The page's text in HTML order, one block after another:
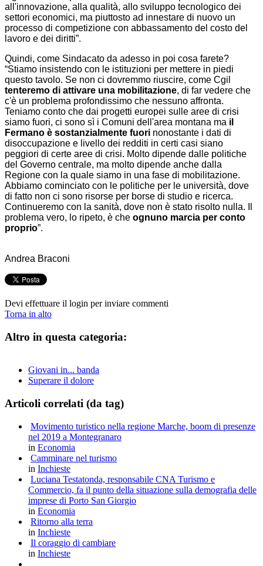
all'innovazione, alla qualità, allo sviluppo tecnologico dei
settori economici, ma piuttosto ad innestare di nuovo un
processo di competizione con abbassamento del costo del
lavoro e dei diritti”.
Quindi, come Sindacato da adesso in poi cosa farete?
“Stiamo insistendo con le istituzioni per mettere in piedi
questo tavolo. Se non ci dovremmo riuscire, come Cgil
tenteremo di attivare una mobilitazione, di far vedere che
c'è un problema profondissimo che nessuno affronta.
Teniamo conto che dai progetti europei sulle aree di crisi
siamo fuori, ci sono sì i Comuni dell'area montana ma il
Fermano è sostanzialmente fuori nonostante i dati di
disoccupazione e livello dei redditi in certi casi siano
peggiori di certe aree di crisi. Molto dipende dalle politiche
del Governo centrale, ma molto dipende anche dalla
Regione con la quale siamo in una fase di mobilitazione.
Abbiamo cominciato con le politiche per le università, dove
di fatto non ci sono risorse per borse di studio e ricerca.
Continueremo con la sanità, dove non è stato risolto nulla. Il
problema vero, lo ripeto, è che ognuno marcia per conto
proprio”.
Andrea Braconi
Devi effettuare il login per inviare commenti
Torna in alto
Altro in questa categoria:
Giovani in... banda
Superare il dolore
Articoli correlati (da tag)
Movimento turistico nella regione Marche, boom di presenze
nel 2019 a Montegranaro
in Economia
Camminare nel turismo
in Inchieste
Luciana Testatonda, responsabile CNA Turismo e
Commercio, fa il punto della situazione sulla demografia delle
imprese di Porto San Giorgio
in Economia
Ritorno alla terra
in Inchieste
Il coraggio di cambiare
in Inchieste